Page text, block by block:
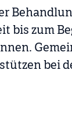
bis zum
bei